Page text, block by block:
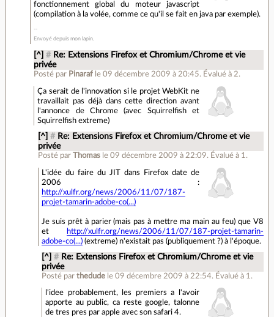
fonctionnement global du moteur javascript
(compilation à la volée, comme ce qu'il se fait en java par exemple).
Envoyé depuis mon lapin.
[^] # Re: Extensions Firefox et Chromium/Chrome et vie
privée
Posté par Pinaraf le 09 décembre 2009 à 20:45. Évalué à 2.
Ça serait de l'innovation si le projet WebKit ne
travaillait pas déjà dans cette direction avant
l'annonce de Chrome (avec Squirrelfish et
Squirrelfish extreme)
[^] # Re: Extensions Firefox et Chromium/Chrome et vie
privée
Posté par Thomas le 09 décembre 2009 à 22:09. Évalué à 1 .
L'idée du faire du JIT dans Firefox date de
2006 :
http://xulfr.org/news/2006/11/07/187-
projet-tamarin-adobe-co(...)
Je suis prêt à parier (mais pas à mettre ma main au feu) que V8
et
http://xulfr.org/news/2006/11/07/187-projet-tamarin-
adobe-co(...)(extreme) n'existait pas (publiquement ?) à l'époque.
[^] # Re: Extensions Firefox et Chromium/Chrome et vie
privée
Posté parthedude le 09 décembre 2009 à 22:54. Évalué à 1 .
l'idee probablement, les premiers a l'avoir
apporte au public, ca reste google, talonne
de tres pres par apple avec son safari 4.